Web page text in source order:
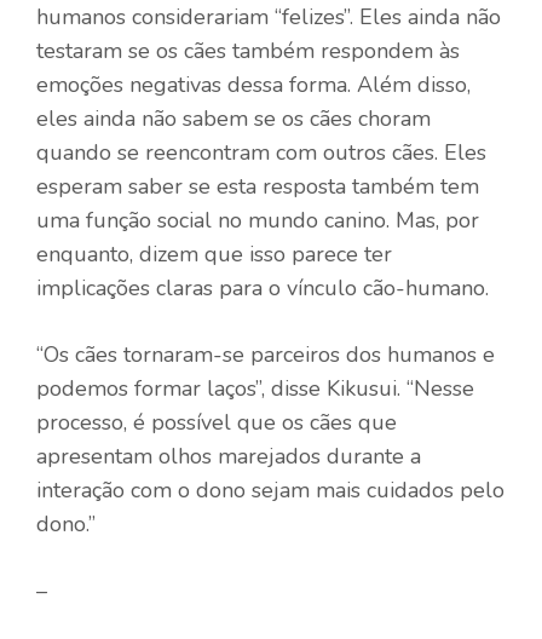
humanos considerariam “felizes”. Eles ainda não
testaram se os cães também respondem às
emoções negativas dessa forma. Além disso,
eles ainda não sabem se os cães choram
quando se reencontram com outros cães. Eles
esperam saber se esta resposta também tem
uma função social no mundo canino. Mas, por
enquanto, dizem que isso parece ter
implicações claras para o vínculo cão-humano.
“Os cães tornaram-se parceiros dos humanos e
podemos formar laços”, disse Kikusui. “Nesse
processo, é possível que os cães que
apresentam olhos marejados durante a
interação com o dono sejam mais cuidados pelo
dono.”
–